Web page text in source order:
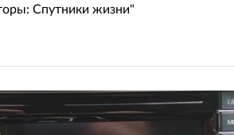
Спутники жизни"